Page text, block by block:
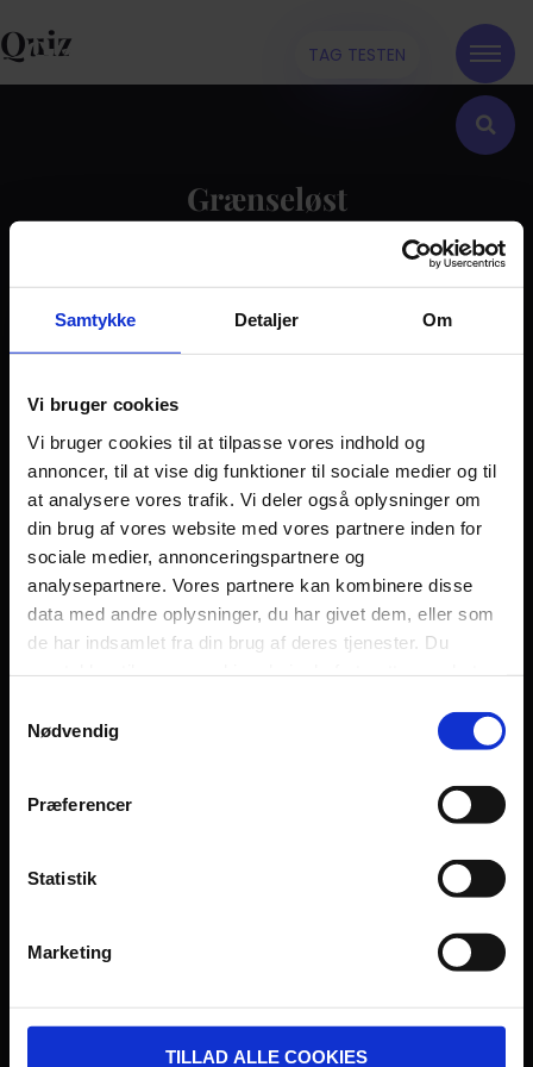
Samtykke Detaljer Om
Vi bruger cookies
Vi bruger cookies til at tilpasse vores indhold og
annoncer, til at vise dig funktioner til sociale medier og til
at analysere vores trafik. Vi deler også oplysninger om
din brug af vores website med vores partnere inden for
sociale medier, annonceringspartnere og
analysepartnere. Vores partnere kan kombinere disse
data med andre oplysninger, du har givet dem, eller som
de har indsamlet fra din brug af deres tjenester. Du
Nødvendig
Præferencer
Statistik
Marketing
TILLAD ALLE COOKIES
TAG TESTEN
Quiz
Grænseløst
Kontakt
Dilemma
Stories & Viden
Pårørende
Find støtte
Om os
Persondatapolitik
Fagområde